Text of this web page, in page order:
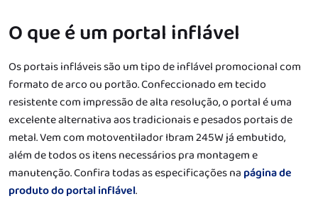
O que é um portal inflável
Os portais infláveis são um tipo de inflável promocional com
formato de arco ou portão. Confeccionado em tecido
resistente com impressão de alta resolução, o portal é uma
excelente alternativa aos tradicionais e pesados portais de
metal. Vem com motoventilador Ibram 245W já embutido,
além de todos os itens necessários pra montagem e
manutenção. Confira todas as especificações na página de
produto do portal inflável.